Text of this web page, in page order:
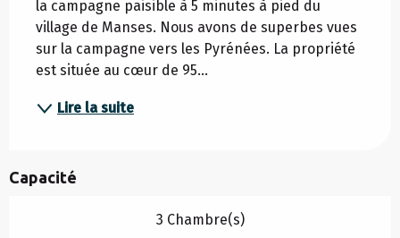
la campagne paisible à 5 minutes à pied du
village de Manses. Nous avons de superbes vues
sur la campagne vers les Pyrénées. La propriété
est située au cœur de 95...
Lire la suite
Capacité
3 Chambre(s)